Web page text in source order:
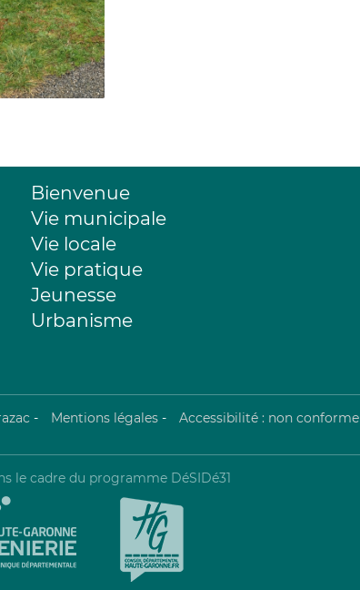
Bienvenue
Vie municipale
Vie locale
Vie pratique
Jeunesse
Urbanisme
- Mentions légales- Accessibilité : non conforme
le cadre du programme DéSIDé31